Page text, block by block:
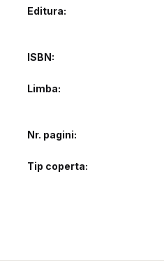
Editura
ISBN
Limba
Nr. pagini
Tip coperta